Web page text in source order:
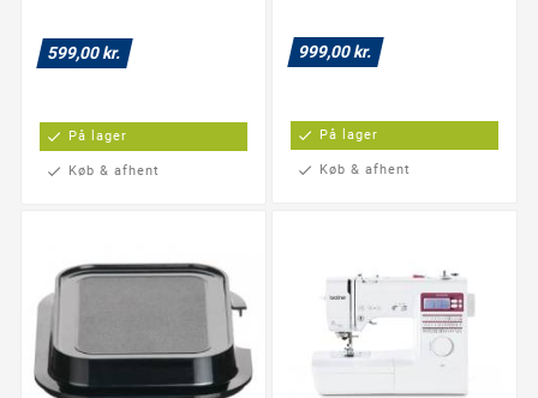
599,00 kr.
check På lager
check Køb & afhent
999,00 kr.
check På lager
check Køb & afhent